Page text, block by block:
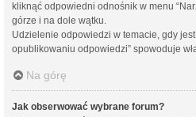
kliknąć odpowiedni odnośnik w menu
górze i na dole wątku.
Udzielenie odpowiedzi w temacie, gdy
opublikowaniu odpowiedzi” spowoduje
Na górę
Jak obserwować wybrane forum?